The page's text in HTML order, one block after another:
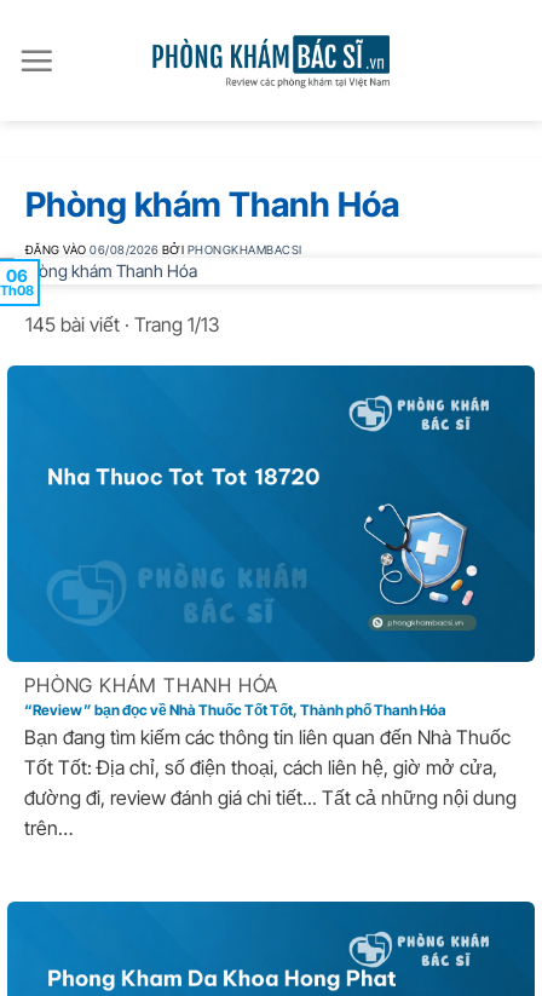
qua
nội
Phòng khám Thanh Hóa
ĐĂNG VÀO06/08/2026 BỞI PHONGKHAMBACSI
06
Th08
145 bài viết · Trang 1/13
PHÒNG KHÁM THANH HÓA
“Review” bạn đọc về Nhà Thuốc Tốt Tốt, Thành phố Thanh Hóa
Bạn đang tìm kiếm các thông tin liên quan đến Nhà Thuốc
Tốt Tốt: Địa chỉ, số điện thoại, cách liên hệ, giờ mở cửa,
đường đi, review đánh giá chi tiết... Tất cả những nội dung
trên…